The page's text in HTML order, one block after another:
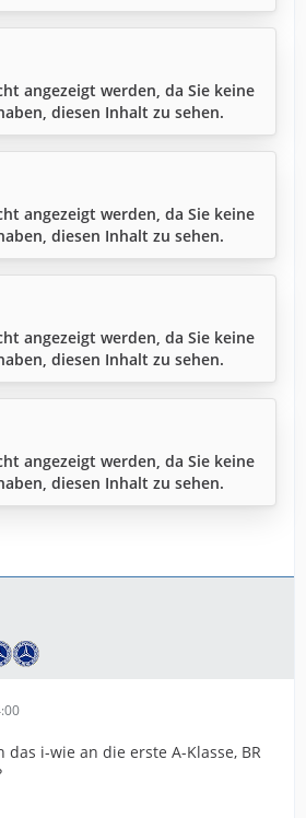
angezeigt werden, da Sie keine
diesen Inhalt zu sehen.
angezeigt werden, da Sie keine
diesen Inhalt zu sehen.
angezeigt werden, da Sie keine
diesen Inhalt zu sehen.
angezeigt werden, da Sie keine
diesen Inhalt zu sehen.
i-wie an die erste A-Klasse, BR